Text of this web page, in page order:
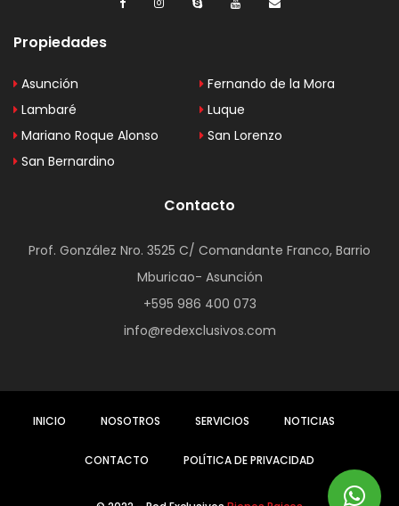
Propiedades
Asunción
Fernando de la Mora
Lambaré
Luque
Mariano Roque Alonso
San Lorenzo
San Bernardino
Contacto
Prof. González Nro. 3525 C/ Comandante Franco, Barrio
Mburicao- Asunción
+595 986 400 073
info@redexclusivos.com
INICIO NOSOTROS SERVICIOS NOTICIAS
CONTACTO POLÍTICA DE PRIVACIDAD